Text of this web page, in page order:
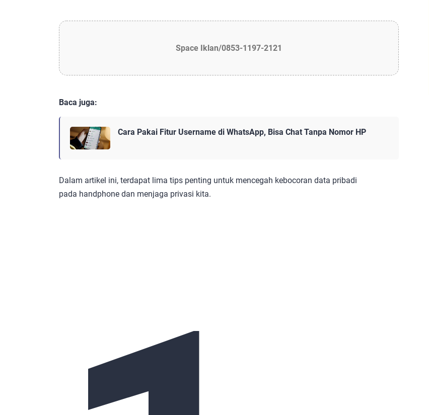
Space Iklan/0853-1197-2121
Baca juga:
Cara Pakai Fitur Username di WhatsApp, Bisa Chat Tanpa Nomor HP
Dalam artikel ini, terdapat lima tips penting untuk mencegah kebocoran data pribadi
pada handphone dan menjaga privasi kita.